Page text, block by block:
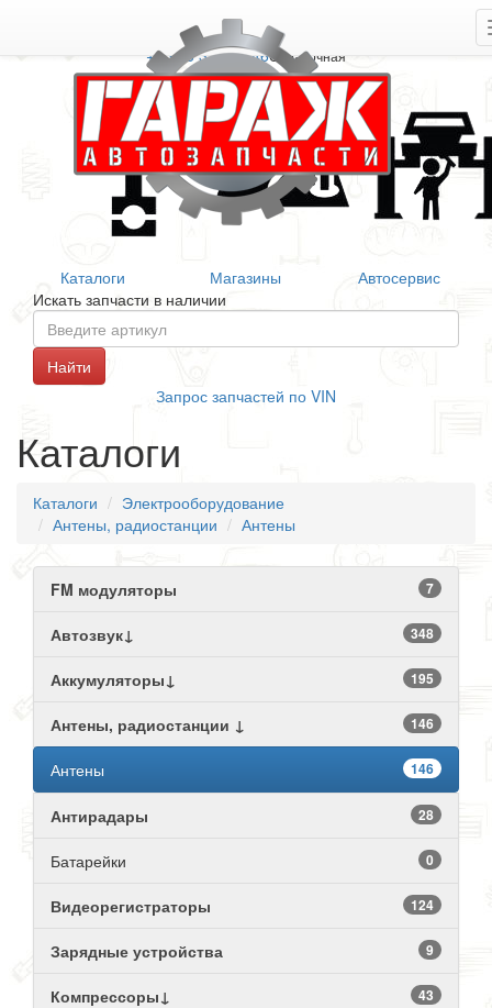
+7 906 377 46 46Справочная
Каталоги Магазины
Автосервис
Искать запчасти в наличии
Запрос запчастей по VIN
Каталоги
Каталоги
Электрооборудование
Антены, радиостанции
Антены
FM модуляторы 7
Автозвук↓ 348
Аккумуляторы↓ 195
Антены, радиостанции ↓ 146
146
Антены
Антирадары 28
Батарейки 0
Видеорегистраторы 124
Зарядные устройства 9
Компрессоры↓ 43